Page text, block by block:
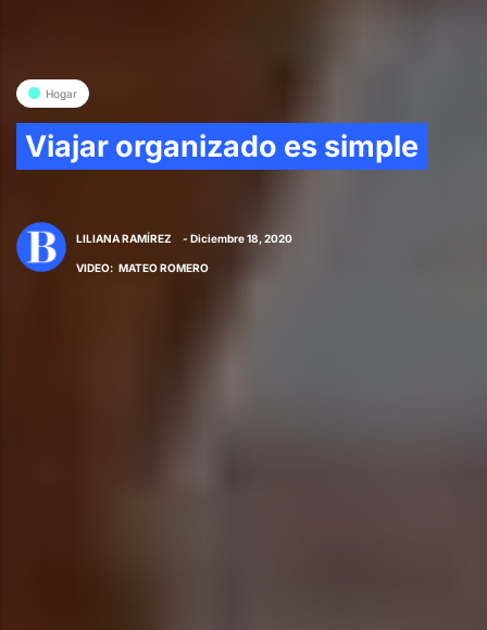
Hogar
Viajar organizado es simple
LILIANA RAMÍREZ - Diciembre 18, 2020
VIDEO: MATEO ROMERO